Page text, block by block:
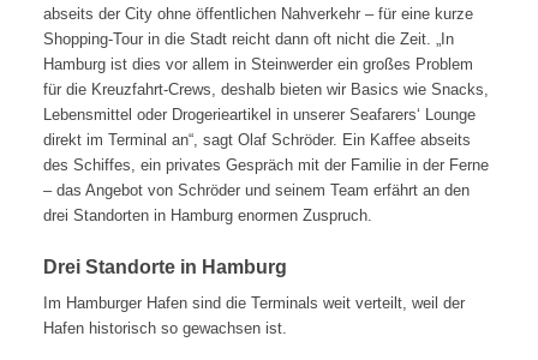
abseits der City ohne öffentlichen Nahverkehr – für eine kurze
Shopping-Tour in die Stadt reicht dann oft nicht die Zeit. „In
Hamburg ist dies vor allem in Steinwerder ein großes Problem
für die Kreuzfahrt-Crews, deshalb bieten wir Basics wie Snacks,
Lebensmittel oder Drogerieartikel in unserer Seafarers‘ Lounge
direkt im Terminal an“, sagt Olaf Schröder. Ein Kaffee abseits
des Schiffes, ein privates Gespräch mit der Familie in der Ferne
– das Angebot von Schröder und seinem Team erfährt an den
drei Standorten in Hamburg enormen Zuspruch.
Drei Standorte in Hamburg
Im Hamburger Hafen sind die Terminals weit verteilt, weil der
Hafen historisch so gewachsen ist.